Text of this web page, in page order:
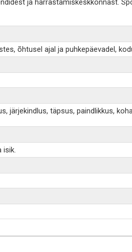
ja harrastamiskeskkonnast.
õhtusel ajal ja puhkepäevadel,
täpsus, paindlikkus,
isik.